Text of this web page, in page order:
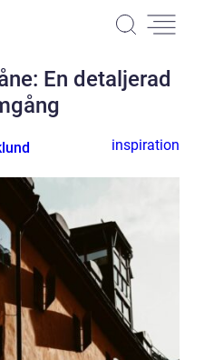
En detaljerad
inspiration